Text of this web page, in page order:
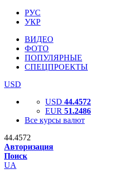
РУС
УКР
ВИДЕО
ФОТО
ПОПУЛЯРНЫЕ
СПЕЦПРОЕКТЫ
USD
USD 44.4572
EUR 51.2486
Все курсы валют
44.4572
Авторизация
Поиск
UA